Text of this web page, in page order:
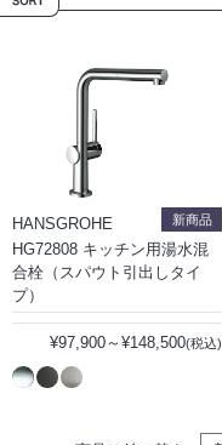
新商品
HANSGROHE
HG72808 キッチン用湯水混
合栓（スパウト引出しタイ
プ）
¥97,900～¥148,500(税込)